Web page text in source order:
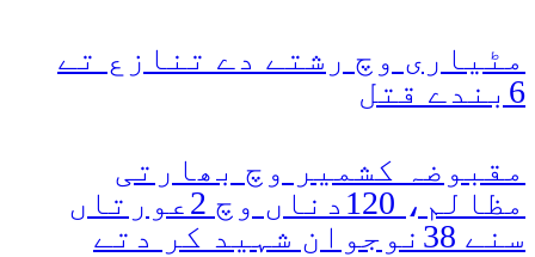
مٹیاری وچ رشتے دے تنازع تے
6بندے قتل
مقبوضہ کشمیر وچ بھارتی
مظالم، 120دناں وچ 2عورتاں
سنے 38نوجوان شہید کر دتے